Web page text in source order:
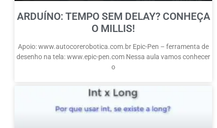
ARDUÍNO: TEMPO SEM DELAY? CONHEÇA
O MILLIS!
Apoio: www.autocorerobotica.com.br Epic-Pen – ferramenta de
desenho na tela: www.epic-pen.com Nessa aula vamos conhecer
o